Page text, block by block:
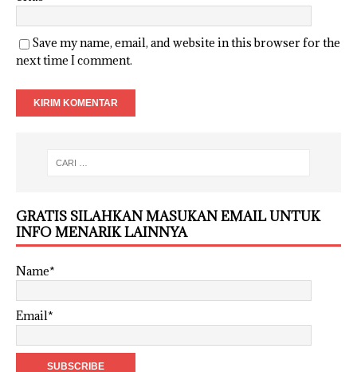
Save my name, email, and website in this browser for the
next time I comment.
GRATIS SILAHKAN MASUKAN EMAIL UNTUK
INFO MENARIK LAINNYA
Name*
Email*